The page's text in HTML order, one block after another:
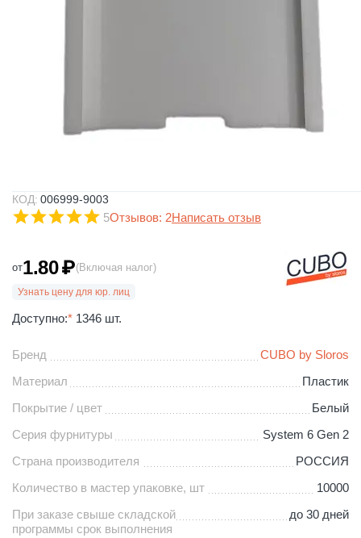
КОД: 006999-9003
5Отзывов: 2Написать отзыв
от1.80₽(Включая налог)
Узнать цену для юр. лиц
Доступно:* 1346 шт.
Бренд
CUBO by Sloros
Материал
Пластик
Покрытие / цвет
Белый
Серия фурнитуры
System 6 Gen 2
Страна производителя
РОССИЯ
Количество в мастер упаковке, шт
10000
При заказе свыше складской
программы срок выполнения
до 30 дней